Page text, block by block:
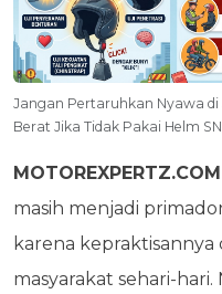
Jangan Pertaruhkan Nyawa
Berat Jika Tidak Pakai Helm
MOTOREXPERTZ.COM
masih menjadi
karena
masyarakat sehari-